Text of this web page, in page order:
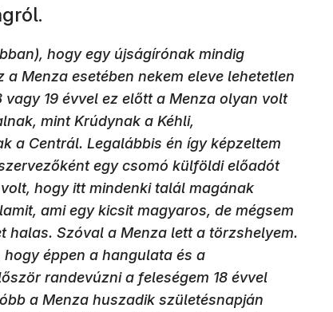
hogy egy újságírónak mindig
Menza esetében nekem eleve lehetetlen
19 évvel ez előtt a Menza olyan volt
mint Krúdynak a Kéhli,
a Centrál. Legalábbis én így képzeltem
egy csomó külföldi előadót
hogy itt mindenki talál magának
ami egy kicsit magyaros, de mégsem
halas. Szóval a Menza lett a törzshelyem.
éppen a hangulata és a
randevúzni a feleségem 18 évvel
a Menza huszadik születésnapján